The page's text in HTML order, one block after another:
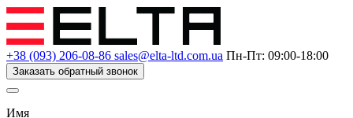
+38 (093) 206-08-86 sales@elta-ltd.com.ua Пн-Пт: 09:00-18:00
Заказать обратный звонок
Имя